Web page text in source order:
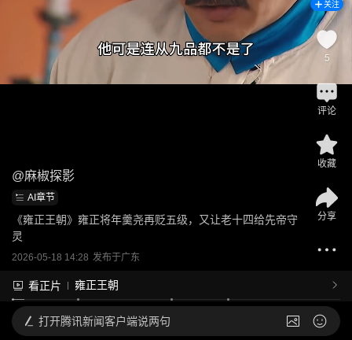
@麻椒探影
AI章节
《雍正王朝》雍正将年羹尧再贬五级，又让老十四给先帝守
灵
2026-05-18 14:28 发布于广东
看正片 雍正王朝
关注
5
评论
收藏
分享
打开腾讯新闻客户端说两句